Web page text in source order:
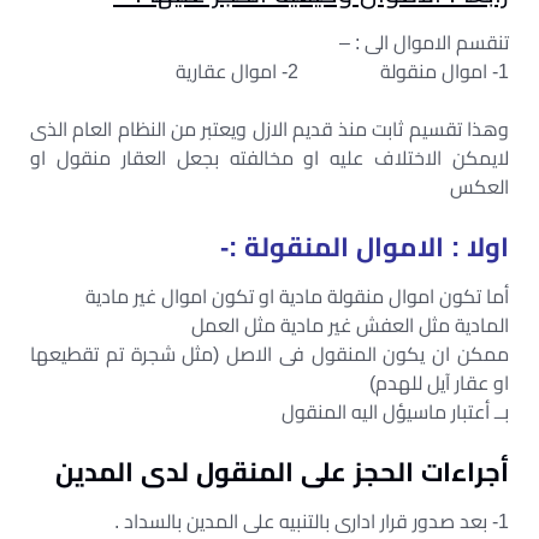
تنقسم الاموال الى : –
1- اموال منقولة 2- اموال عقارية
وهذا تقسيم ثابت منذ قديم الازل ويعتبر من النظام العام الذى
لايمكن الاختلاف عليه او مخالفته بجعل العقار منقول او
العكس
اولا : الاموال المنقولة :-
أما تكون اموال منقولة مادية او تكون اموال غير مادية
المادية مثل العفش غير مادية مثل العمل
ممكن ان يكون المنقول فى الاصل (مثل شجرة تم تقطيعها
او عقار آيل للهدم)
بــ أعتبار ماسيؤل اليه المنقول
أجراءات الحجز على المنقول لدى المدين
1- بعد صدور قرار ادارى بالتنبيه على المدين بالسداد .